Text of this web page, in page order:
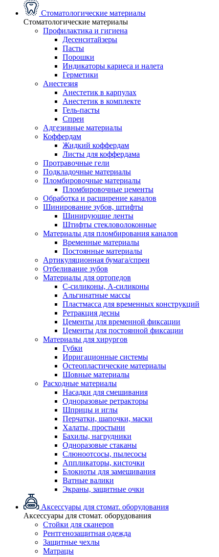
Стоматологические материалы
Стоматологические материалы
Профилактика и гигиена
Десенситайзеры
Пасты
Порошки
Индикаторы кариеса и налета
Герметики
Анестезия
Анестетик в карпулах
Анестетик в комплекте
Гель-пасты
Спреи
Адгезивные материалы
Коффердам
Жидкий коффердам
Листы для коффердама
Протравочные гели
Подкладочные материалы
Пломбировочные материалы
Пломбировочные цементы
Обработка и расширение каналов
Шинирование зубов, штифты
Шинирующие ленты
Штифты стекловолоконные
Материалы для пломбирования каналов
Временные материалы
Постоянные материалы
Артикуляционная бумага/спреи
Отбеливание зубов
Материалы для ортопедов
C-силиконы, А-силиконы
Альгинатные массы
Пластмасса для временных конструкций
Ретракция десны
Цементы для временной фиксации
Цементы для постоянной фиксации
Материалы для хирургов
Губки
Ирригационные системы
Остеопластические материалы
Шовные материалы
Расходные материалы
Насадки для смешивания
Одноразовые ретракторы
Шприцы и иглы
Перчатки, шапочки, маски
Халаты, простыни
Бахилы, нагрудники
Одноразовые стаканы
Слюноотсосы, пылесосы
Аппликаторы, кисточки
Блокноты для замешивания
Ватные валики
Экраны, защитные очки
Аксессуары для стомат. оборудования
Аксессуары для стомат. оборудования
Стойки для сканеров
Рентгенозащитная одежда
Защитные чехлы
Матрацы